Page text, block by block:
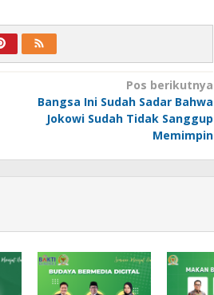
Pos berikutnya
Bangsa Ini Sudah Sadar Bahwa
Jokowi Sudah Tidak Sanggup
Memimpin